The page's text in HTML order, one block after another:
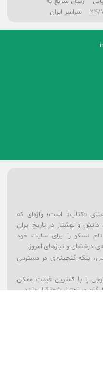
سراسر ایران
«کتاب» است؛ واژه‌ای که
و نوشتار در تاریخ ایران
نسکو را برای سایت خود
درخشان و نیازهای امروز.
بلکه گنجینه‌ای در دسترس
را با کمترین قیمت ممکن
در اختیار شما قرار دارند.